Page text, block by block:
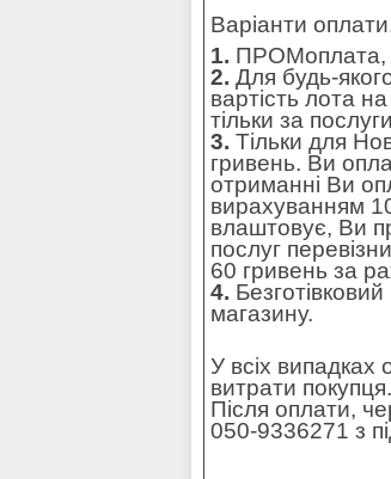
Варіанти
1. ПРОМоплата,
2. Для будь-
вартість лота
тільки за
3. Тільки для
гривень. Ви
отриманні Ви
вирахуванням
влаштовує, Ви
послуг
60 гривень за
4.
магазину.
У всіх випадках
витрати покупця.
Після оплати,
050-9336271 з